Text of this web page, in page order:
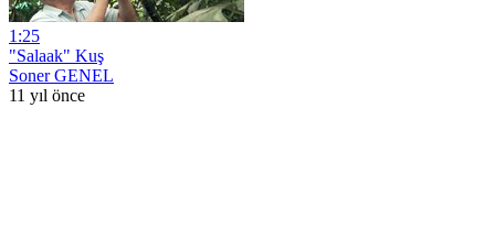
1:25
"Salaak" Kuş
Soner GENEL
11 yıl önce